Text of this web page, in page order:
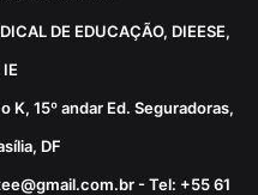
DE EDUCAÇÃO, DIEESE,
IE
K, 15º andar Ed. Seguradoras,
DF
- Tel: +55 61